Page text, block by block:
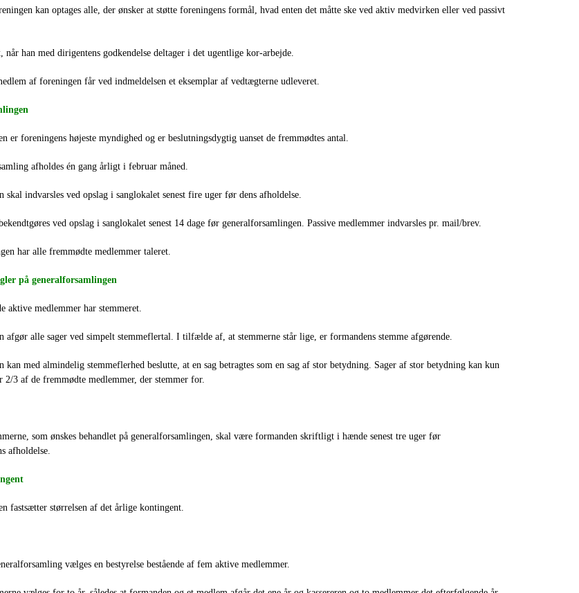
kan optages alle, der ønsker at støtte foreningens formål, hvad enten det måtte ske ved aktiv medvirken eller ved passivt
han med dirigentens godkendelse deltager i det ugentlige kor-arbejde.
af foreningen får ved indmeldelsen et eksemplar af vedtægterne udleveret.
er foreningens højeste myndighed og er beslutningsdygtig uanset de fremmødtes antal.
afholdes én gang årligt i februar måned.
skal indvarsles ved opslag i sanglokalet senest fire uger før dens afholdelse.
ved opslag i sanglokalet senest 14 dage før generalforsamlingen. Passive medlemmer indvarsles pr. mail/brev.
har alle fremmødte medlemmer taleret.
på generalforsamlingen
aktive medlemmer har stemmeret.
afgør alle sager ved simpelt stemmeflertal. I tilfælde af, at stemmerne står lige, er formandens stemme afgørende.
kan med almindelig stemmeflerhed beslutte, at en sag betragtes som en sag af stor betydning. Sager af stor betydning kan kun
2/3 af de fremmødte medlemmer, der stemmer for.
som ønskes behandlet på generalforsamlingen, skal være formanden skriftligt i hænde senest tre uger før
afholdelse.
fastsætter størrelsen af det årlige kontingent.
vælges en bestyrelse bestående af fem aktive medlemmer.